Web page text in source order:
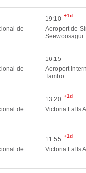
de
19:10 +1d
Aeroport de
Seewoosagur
de
16:15
Aeroport
Tambo
de
13:20 +1d
Victoria Falls
de
11:55 +1d
Victoria Falls